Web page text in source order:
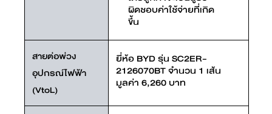
ผิดชอบค่าใช้จ่ายที่เกิด
ขึ้น
สายต่อพ่วง
อุปกรณ์ไฟฟ้า
(VtoL)
ยี่ห้อ BYD รุ่น SC2ER-
2126070BT จำนวน 1 เส้น
มูลค่า 6,260 บาท